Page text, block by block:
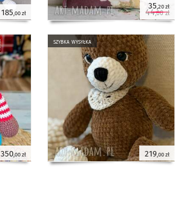
185 ,00 zł
35 ,20 zł
44,00 zł
350,00 zł
szybka wysyłka
219,00 zł